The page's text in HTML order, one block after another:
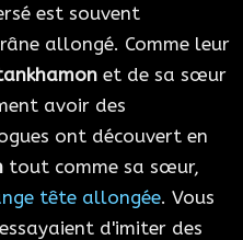
est souvent
allongé. Comme leur
et de sa sœur
avoir des
ont découvert en
tout comme sa sœur,
tête allongée. Vous
d'imiter des